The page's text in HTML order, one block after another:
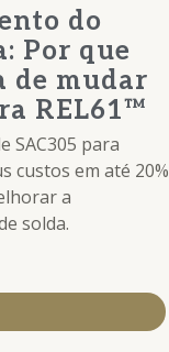
do
Por que
de mudar
REL61™
SAC305 para
custos em até 20%
a
solda.